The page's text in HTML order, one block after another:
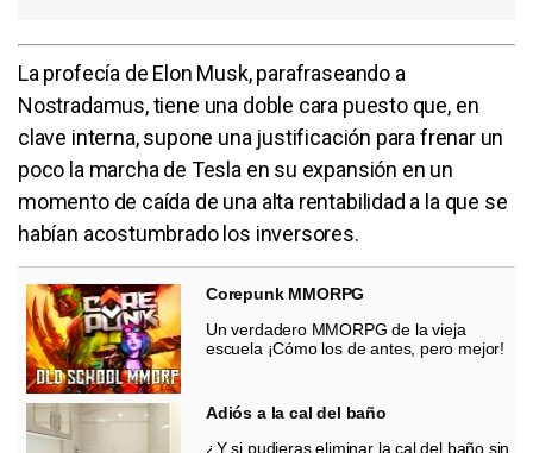
La profecía de Elon Musk, parafraseando a
Nostradamus, tiene una doble cara puesto que, en
clave interna, supone una justificación para frenar un
poco la marcha de Tesla en su expansión en un
momento de caída de una alta rentabilidad a la que se
habían acostumbrado los inversores.
Corepunk MMORPG
Un verdadero MMORPG de la vieja
escuela ¡Cómo los de antes, pero mejor!
Adiós a la cal del baño
¿Y si pudieras eliminar la cal del baño sin